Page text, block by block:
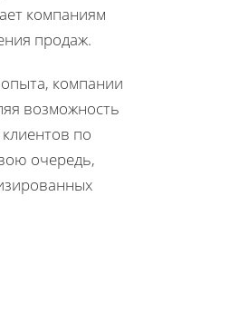
компаниям
продаж.
компании
возможность
по
очередь,